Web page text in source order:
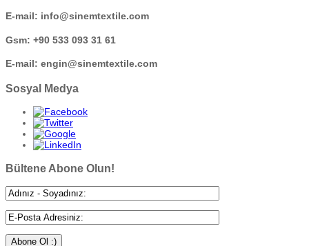
E-mail: info@sinemtextile.com
Gsm: +90 533 093 31 61
E-mail: engin@sinemtextile.com
Sosyal Medya
Bültene Abone Olun!